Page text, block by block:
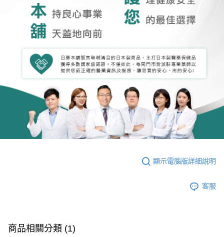
顯示電腦版詳細說明
客服
商品相關分類 (1)